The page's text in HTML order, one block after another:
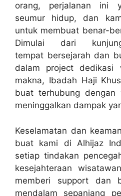
orang, perjalanan ini
seumur hidup, dan
untuk membuat benar-
Dimulai dari
tempat bersejarah dan
dalam project dedikasi
makna, Ibadah Haji
buat terhubung dengan
meninggalkan dampak
Keselamatan dan
buat kami di Alhijaz
setiap tindakan
kesejahteraan
memberi support dan
mendalam sepanjang